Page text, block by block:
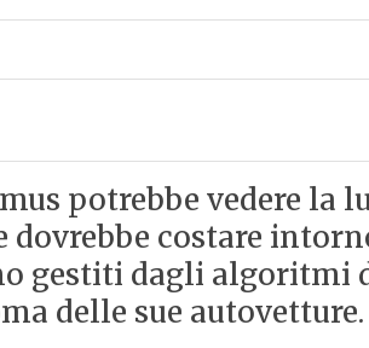
potrebbe vedere la
dovrebbe costare
gestiti dagli algoritmi
delle sue autovetture.